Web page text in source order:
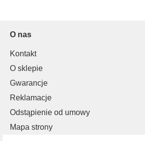
O nas
Kontakt
O sklepie
Gwarancje
Reklamacje
Odstąpienie od umowy
Mapa strony